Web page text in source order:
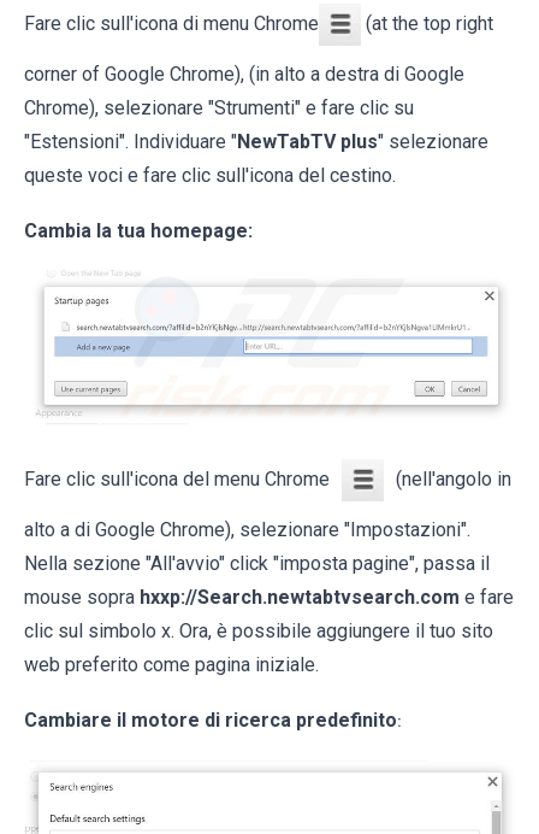
Fare clic sull'icona di menu Chrome (at the top right
corner of Google Chrome), (in alto a destra di Google
Chrome), selezionare "Strumenti" e fare clic su
"Estensioni". Individuare "NewTabTV plus" selezionare
queste voci e fare clic sull'icona del cestino.
Cambia la tua homepage:
Fare clic sull'icona del menu Chrome (nell'angolo in
alto a di Google Chrome), selezionare "Impostazioni".
Nella sezione "All'avvio" click "imposta pagine", passa il
mouse sopra hxxp://Search.newtabtvsearch.com e fare
clic sul simbolo x. Ora, è possibile aggiungere il tuo sito
web preferito come pagina iniziale.
Cambiare il motore di ricerca predefinito: